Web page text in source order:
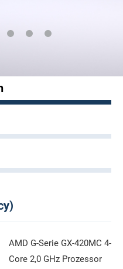
AMD G-Serie GX-420MC 4-
Core 2,0 GHz Prozessor